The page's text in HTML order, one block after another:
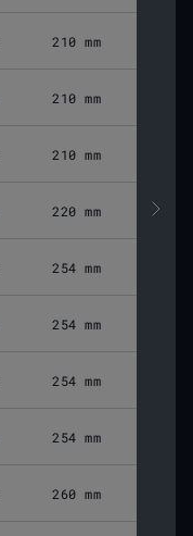
210 mm
210 mm
210 mm
220 mm
254 mm
254 mm
254 mm
254 mm
260 mm